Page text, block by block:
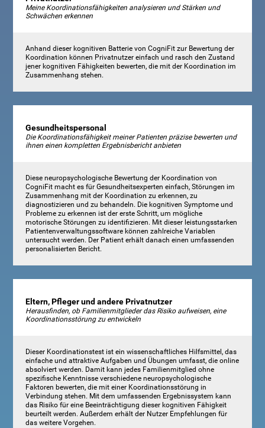
Meine Koordinationsfähigkeiten analysieren und Stärken und
Schwächen erkennen
Anhand dieser kognitiven Batterie von CogniFit zur Bewertung der
Koordination können Privatnutzer einfach und rasch den Zustand
jener kognitiven Fähigkeiten bewerten, die mit der Koordination im
Zusammenhang stehen.
Gesundheitspersonal
Die Koordinationsfähigkeit meiner Patienten präzise bewerten und
ihnen einen kompletten Ergebnisbericht anbieten
Diese neuropsychologische Bewertung der Koordination von
CogniFit macht es für Gesundheitsexperten einfach, Störungen im
Zusammenhang mit der Koordination zu erkennen, zu
diagnostizieren und zu behandeln. Die kognitiven Symptome und
Probleme zu erkennen ist der erste Schritt, um mögliche
motorische Störungen zu identifizieren. Mit dieser leistungsstarken
Patientenverwaltungssoftware können zahlreiche Variablen
untersucht werden. Der Patient erhält danach einen umfassenden
personalisierten Bericht.
Eltern, Pfleger und andere Privatnutzer
Herausfinden, ob Familienmitglieder das Risiko aufweisen, eine
Koordinationsstörung zu entwickeln
Dieser Koordinationstest ist ein wissenschaftliches Hilfsmittel, das
einfache und attraktive Aufgaben und Übungen umfasst, die online
absolviert werden. Damit kann jedes Familienmitglied ohne
spezifische Kenntnisse verschiedene neuropsychologische
Faktoren bewerten, die mit einer Koordinationsstörung in
Verbindung stehen. Mit dem umfassenden Ergebnissystem kann
das Risiko für eine Beeinträchtigung dieser kognitiven Fähigkeit
beurteilt werden. Außerdem erhält der Nutzer Empfehlungen für
das weitere Vorgehen.